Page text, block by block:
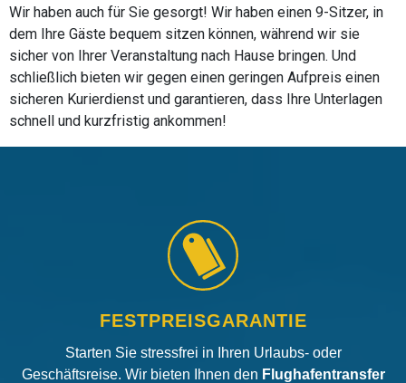
Wir haben auch für Sie gesorgt! Wir haben einen 9-Sitzer, in
dem Ihre Gäste bequem sitzen können, während wir sie
sicher von Ihrer Veranstaltung nach Hause bringen. Und
schließlich bieten wir gegen einen geringen Aufpreis einen
sicheren Kurierdienst und garantieren, dass Ihre Unterlagen
schnell und kurzfristig ankommen!
FESTPREISGARANTIE
Starten Sie stressfrei in Ihren Urlaubs- oder
Geschäftsreise. Wir bieten Ihnen den Flughafentransfer